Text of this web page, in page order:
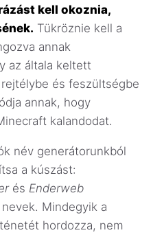
kell okoznia,
Tükröznie kell a
annak
az általa keltett
és feszültségbe
annak, hogy
kalandodat.
név generátorunkból
a kúszást:
és Enderweb
Mindegyik a
hordozza, nem